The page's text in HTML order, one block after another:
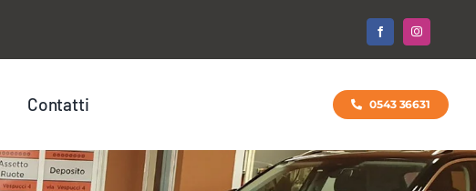
Contatti 0543 36631